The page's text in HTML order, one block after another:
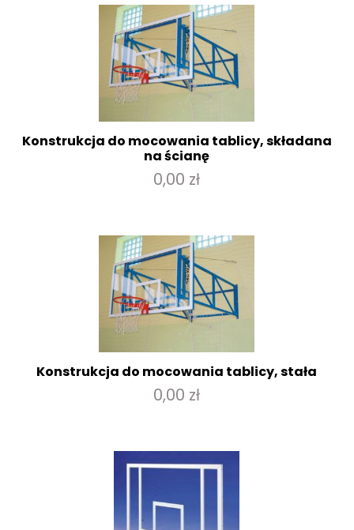
Konstrukcja do mocowania tablicy, składana
na ścianę
0,00 zł
Konstrukcja do mocowania tablicy, stała
0,00 zł